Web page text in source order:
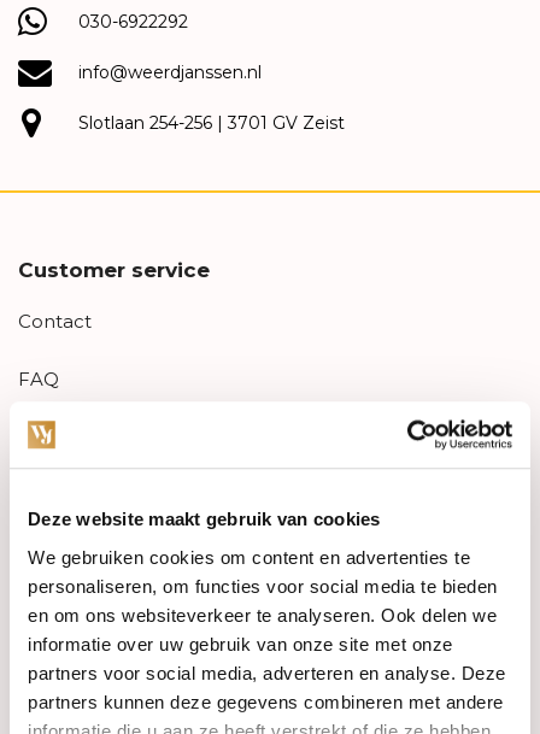
Deze website maakt gebruik van cookies
We gebruiken cookies om content en advertenties te
personaliseren, om functies voor social media te bieden
en om ons websiteverkeer te analyseren. Ook delen we
informatie over uw gebruik van onze site met onze
partners voor social media, adverteren en analyse. Deze
partners kunnen deze gegevens combineren met andere
030-6922292
info@weerdjanssen.nl
Slotlaan 254-256 | 3701 GV Zeist
Customer service
Contact
FAQ
Aanbiedingen
Garantie & klachten
Betaalmethodes
Sitemap